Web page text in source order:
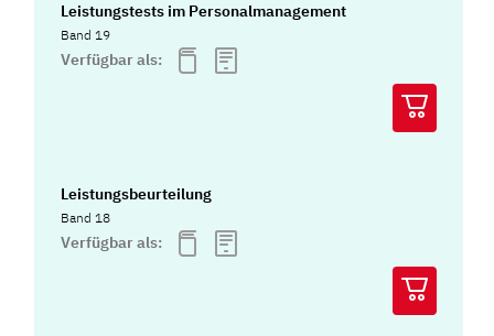
Leistungstests im Personalmanagement
Band 19
Verfügbar als:
Leistungsbeurteilung
Band 18
Verfügbar als: